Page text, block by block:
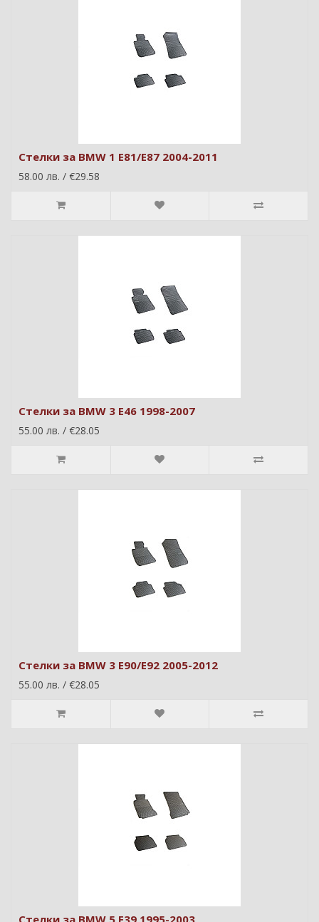
Стелки за BMW 1 E81/E87 2004-2011
58.00 лв. / €29.58
Стелки за BMW 3 E46 1998-2007
55.00 лв. / €28.05
Стелки за BMW 3 E90/E92 2005-2012
55.00 лв. / €28.05
Стелки за BMW 5 E39 1995-2003